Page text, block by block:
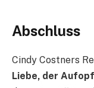
Abschluss
Cindy Costners
Liebe, der